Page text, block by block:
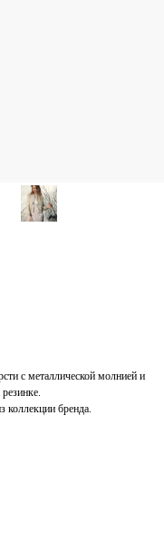
с металлической молнией и
коллекции бренда.